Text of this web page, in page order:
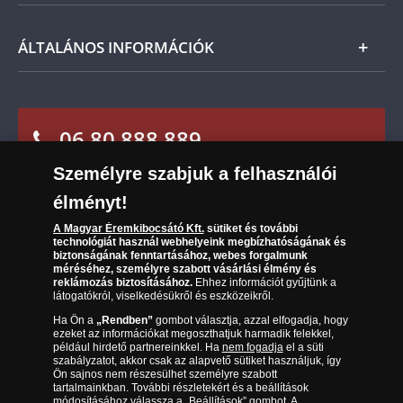
termék árát, akkor azt visszatérítjük Önnek.
Ügyfélszolgálat
Leiratkozás a hírlevélről
ÁLTALÁNOS INFORMÁCIÓK
Sütik (cookies) használata
Süti (cookies)Beállítások
Társaságunkról
Az érmék és érmek ára és értéke
Gyakran ismételt kérdések
Adatkezelés
06 80 888 889
(díjmentesen hívható hétfőtől csütörtökig 9.00 és 17.00
óra között, péntekenként 9.00 és 15.00 óra között)
Személyre szabjuk a felhasználói
élményt!
A Magyar Éremkibocsátó Kft.sütiket és további
technológiát használ webhelyeink megbízhatóságának és
biztonságának fenntartásához, webes forgalmunk
méréséhez, személyre szabott vásárlási élmény és
reklámozás biztosításához.Ehhez információt gyűjtünk a
látogatókról, viselkedésükről és eszközeikről.
Ha Ön a „Rendben”gombot választja, azzal elfogadja, hogy
ezeket az információkat megoszthatjuk harmadik felekkel,
például hirdető partnereinkkel. Ha nem fogadjael a süti
szabályzatot, akkor csak az alapvető sütiket használjuk, így
Ön sajnos nem részesülhet személyre szabott
tartalmainkban. További részletekért és a beállítások